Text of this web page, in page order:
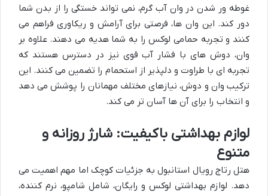
غوطه ور شدن در وان آب گرم، نمی تواند خستگی را از بدن شما
دور کند. این وان ها، فرصتی برای آرامش و ریکاوری فراهم می
کنند و تجربه حمامی لوکس را به شما هدیه می دهند. علاوه بر
وان، دوش های با فشار آب قوی نیز در دسترس هستند که
تجربه ای با طراوت و دلپذیر از استحمام را تضمین می کنند. این
ترکیب وان و دوش، نیازهای مختلف مهمانان را پوشش می دهد
و انتخاب را برای آن ها آسان تر می کند.
لوازم بهداشتی باکیفیت: شارژ روزانه و
متنوع
هتل رتاج رویال استانبول به جزئیات کوچک اما مهم اهمیت می
دهد. لوازم بهداشتی لوکس و رایگان، شامل شامپو، نرم کننده،